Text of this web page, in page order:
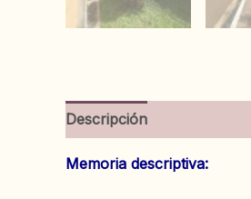
Descripción
Memoria descriptiva: